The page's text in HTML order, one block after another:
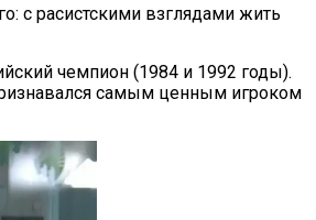
с расистскими взглядами жить
чемпион (1984 и 1992 годы).
самым ценным игроком